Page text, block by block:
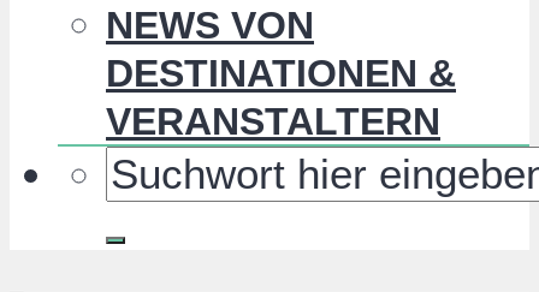
NEWS VON
DESTINATIONEN &
VERANSTALTERN